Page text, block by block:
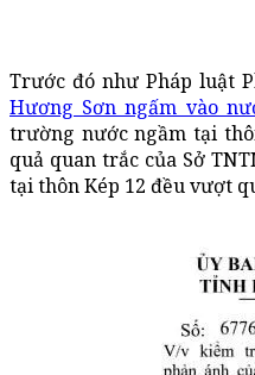
Trước đó như Pháp luật
Hương Sơn ngấm vào
trường nước ngầm tại
quả quan trắc của Sở
tại thôn Kép 12 đều vượt